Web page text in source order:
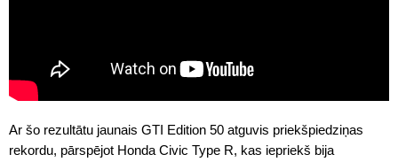
Ar šo rezultātu jaunais GTI Edition 50 atguvis priekšpiedziņas
rekordu, pārspējot Honda Civic Type R, kas iepriekš bija